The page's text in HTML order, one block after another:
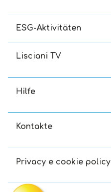
ESG-Aktivitäten
Lisciani TV
Hilfe
Kontakte
Privacy e cookie policy